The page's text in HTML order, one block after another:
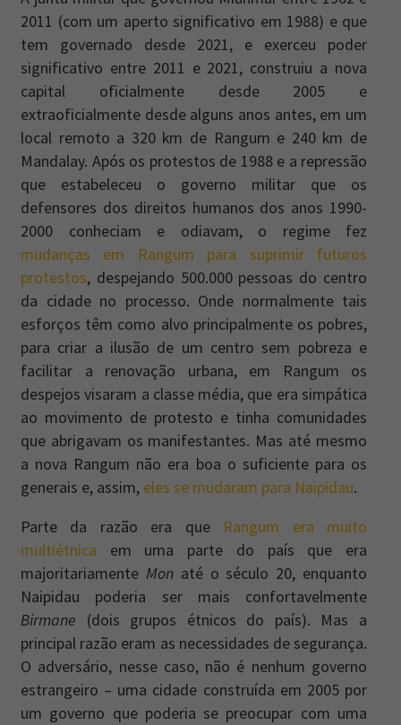
2011 (com um aperto significativo em 1988) e que
tem governado desde 2021, e exerceu poder
significativo entre 2011 e 2021, construiu a nova
capital oficialmente desde 2005 e
extraoficialmente desde alguns anos antes, em um
local remoto a 320 km de Rangum e 240 km de
Mandalay. Após os protestos de 1988 e a repressão
que estabeleceu o governo militar que os
defensores dos direitos humanos dos anos 1990-
2000 conheciam e odiavam, o regime fez
mudanças em Rangum para suprimir futuros
protestos, despejando 500.000 pessoas do centro
da cidade no processo. Onde normalmente tais
esforços têm como alvo principalmente os pobres,
para criar a ilusão de um centro sem pobreza e
facilitar a renovação urbana, em Rangum os
despejos visaram a classe média, que era simpática
ao movimento de protesto e tinha comunidades
que abrigavam os manifestantes. Mas até mesmo
a nova Rangum não era boa o suficiente para os
generais e, assim, eles se mudaram para Naipidau.
Parte da razão era que Rangum era muito
multiétnica em uma parte do país que era
majoritariamente Monaté o século 20, enquanto
Naipidau poderia ser mais confortavelmente
Birmane (dois grupos étnicos do país). Mas a
principal razão eram as necessidades de segurança.
O adversário, nesse caso, não é nenhum governo
estrangeiro – uma cidade construída em 2005 por
um governo que poderia se preocupar com uma